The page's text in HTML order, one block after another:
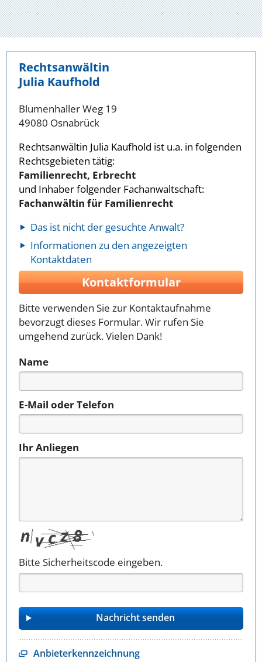
Rechtsanwältin
Julia Kaufhold
Blumenhaller Weg 19
49080 Osnabrück
Rechtsanwältin Julia Kaufhold ist u.a. in folgenden
Rechtsgebieten tätig:
Familienrecht, Erbrecht
und Inhaber folgender Fachanwaltschaft:
Fachanwältin für Familienrecht
Das ist nicht der gesuchte Anwalt?
Informationen zu den angezeigten
Kontaktdaten
Kontaktformular
Bitte verwenden Sie zur Kontaktaufnahme
bevorzugt dieses Formular. Wir rufen Sie
umgehend zurück. Vielen Dank!
Name
E-Mail oder Telefon
Ihr Anliegen
Bitte Sicherheitscode eingeben.
Anbieterkennzeichnung